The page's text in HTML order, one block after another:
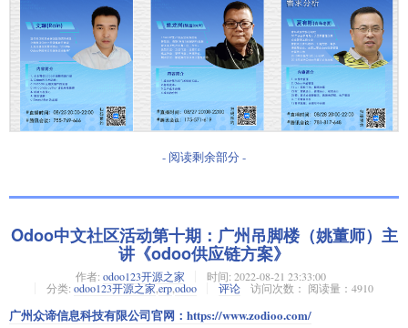
- 阅读剩余部分 -
Odoo中文社区活动第十期：广州吊脚楼（姚董师）主
讲《odoo供应链方案》
作者: odoo123开源之家 时间: 2022-08-21 23:33:00
分类: odoo123开源之家 erpodoo 评论 访问次数： 阅读量：4910
广州众谛信息科技有限公司官网： https://www.zodioo.com/